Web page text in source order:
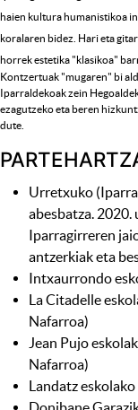
haien kultura humanistikoa
koralaren bidez. Hari eta
horrek estetika "klasikoa"
Kontzertuak "mugaren" bi
Iparraldekoak zein
ezagutzeko eta beren
dute.
Urretxuko
abesbatza.
Iparragirreren
antzerkiak eta
Intxaurrondo
La Citadelle
Nafarroa)
Jean Pujo
Nafarroa)
Landatz